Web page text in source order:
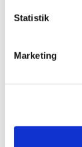
Statistik
Marketing
kirken og
som har
I er meget
opleve
Hvad med